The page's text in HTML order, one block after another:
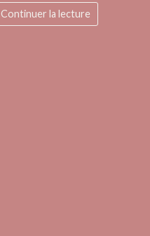
Continuer la lecture